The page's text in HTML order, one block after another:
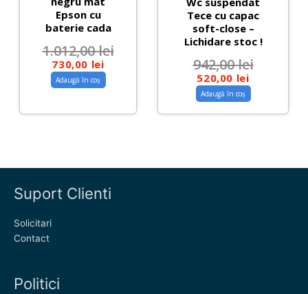
Epson cu
baterie cada
1.012,00lei
730,00 lei
Adaugă în coș
Tece cu capac
soft-close –
Lichidare stoc !
942,00lei
520,00 lei
Adaugă în coș
Suport Clienti
Solicitari
Contact
Politici